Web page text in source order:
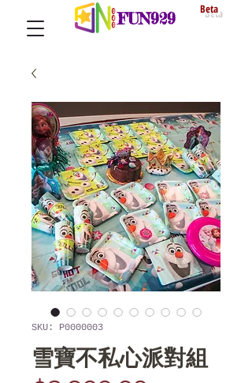
FUN929 Beta
SKU: P0000003
雪寶不私心派對組